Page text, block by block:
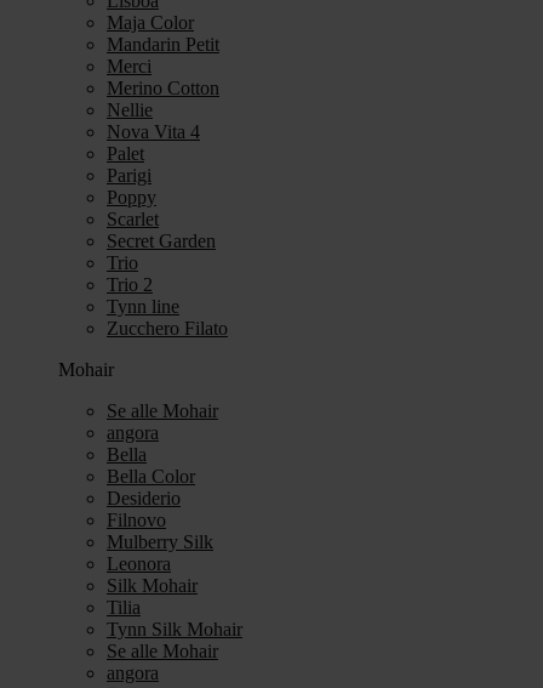
Maja Color
Mandarin Petit
Merci
Merino Cotton
Nellie
Nova Vita 4
Palet
Parigi
Poppy
Scarlet
Secret Garden
Trio
Trio 2
Tynn line
Zucchero Filato
Mohair
Se alle Mohair
angora
Bella
Bella Color
Desiderio
Filnovo
Mulberry Silk
Leonora
Silk Mohair
Tilia
Tynn Silk Mohair
Se alle Mohair
angora